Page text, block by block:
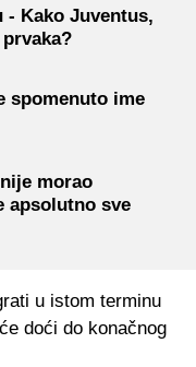
- Kako Juventus,
spomenuto ime
morao
apsolutno sve
u istom terminu
doći do konačnog